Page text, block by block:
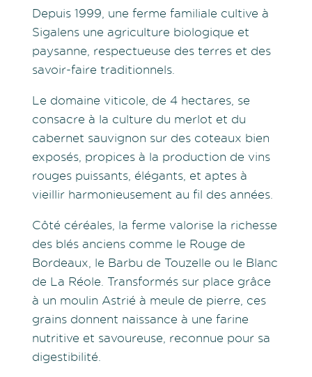
Depuis 1999, une ferme familiale cultive à
Sigalens une agriculture biologique et
paysanne, respectueuse des terres et des
savoir-faire traditionnels.
Le domaine viticole, de 4 hectares, se
consacre à la culture du merlot et du
cabernet sauvignon sur des coteaux bien
exposés, propices à la production de vins
rouges puissants, élégants, et aptes à
vieillir harmonieusement au fil des années.
Côté céréales, la ferme valorise la richesse
des blés anciens comme le Rouge de
Bordeaux, le Barbu de Touzelle ou le Blanc
de La Réole. Transformés sur place grâce
à un moulin Astrié à meule de pierre, ces
grains donnent naissance à une farine
nutritive et savoureuse, reconnue pour sa
digestibilité.